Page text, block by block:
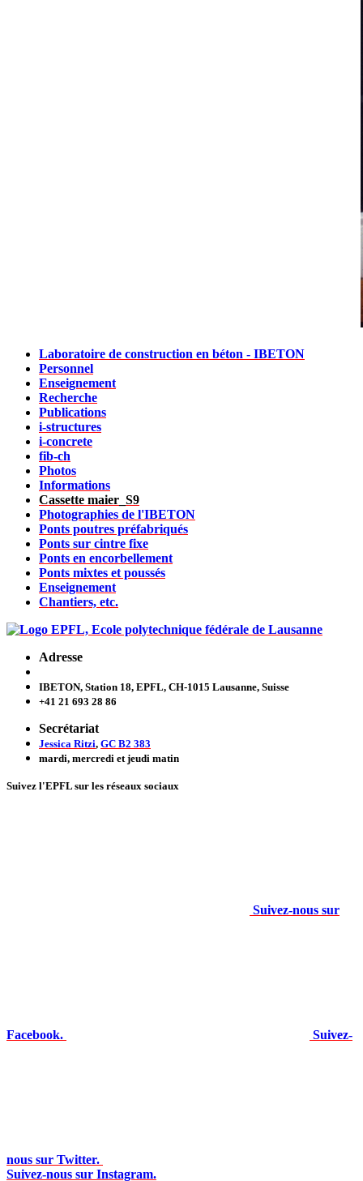
Laboratoire de construction en béton - IBETON
Personnel
Enseignement
Recherche
Publications
i-structures
i-concrete
fib-ch
Photos
Informations
Cassette maier_S9
Photographies de l'IBETON
Ponts poutres préfabriqués
Ponts sur cintre fixe
Ponts en encorbellement
Ponts mixtes et poussés
Enseignement
Chantiers, etc.
Adresse
IBETON, Station 18, EPFL, CH-1015 Lausanne, Suisse
+41 21 693 28 86
Secrétariat
Jessica Ritzi, GC B2 383
mardi, mercredi et jeudi matin
Suivez l'EPFL sur les réseaux sociaux
Suivez-nous sur
Facebook. Suivez-
nous sur Twitter.
Suivez-nous sur Instagram.